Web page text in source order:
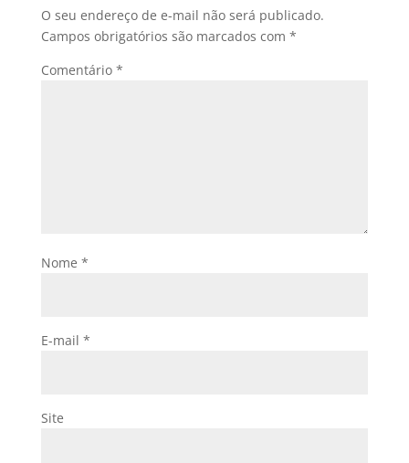
O seu endereço de e-mail não será publicado.
Campos obrigatórios são marcados com *
Comentário *
Nome *
E-mail *
Site